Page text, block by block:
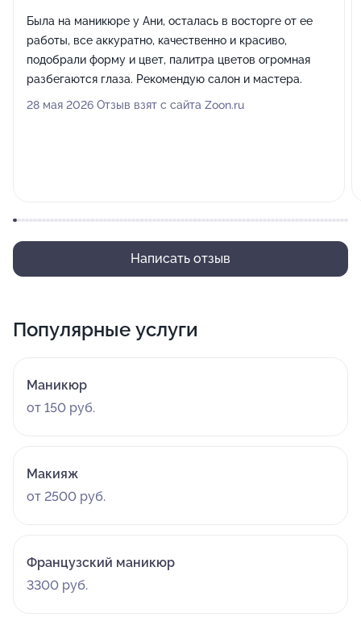
Была на маникюре у Ани, осталась в восторге от ее
работы, все аккуратно, качественно и красиво,
подобрали форму и цвет, палитра цветов огромная
разбегаются глаза. Рекомендую салон и мастера.
28 мая 2026 Отзыв взят с сайта Zoon.ru
Написать отзыв
Популярные услуги
Маникюр
от 150 руб.
Макияж
от 2500 руб.
Французский маникюр
3300 руб.